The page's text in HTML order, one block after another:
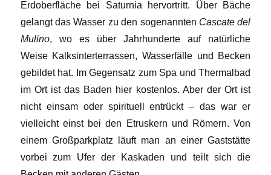
Erdoberfläche bei Saturnia hervortritt. Über Bäche
gelangt das Wasser zu den sogenannten Cascate del
Mulino, wo es über Jahrhunderte auf natürliche
Weise Kalksinterterrassen, Wasserfälle und Becken
gebildet hat. Im Gegensatz zum Spa und Thermalbad
im Ort ist das Baden hier kostenlos. Aber der Ort ist
nicht einsam oder spirituell entrückt – das war er
vielleicht einst bei den Etruskern und Römern. Von
einem Großparkplatz läuft man an einer Gaststätte
vorbei zum Ufer der Kaskaden und teilt sich die